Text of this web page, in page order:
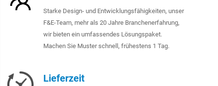
Starke Design- und Entwicklungsfähigkeiten, unser
F&E-Team, mehr als 20 Jahre Branchenerfahrung,
wir bieten ein umfassendes Lösungspaket.
Machen Sie Muster schnell, frühestens 1 Tag.
Lieferzeit